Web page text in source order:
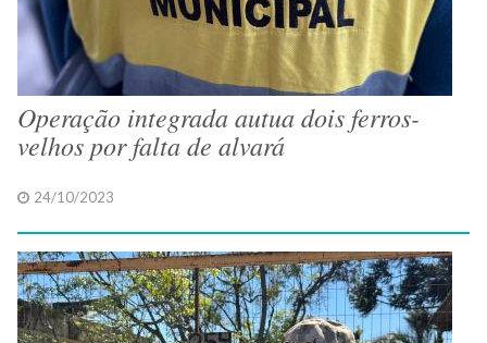
Operação integrada autua dois ferros-
velhos por falta de alvará
24/10/2023